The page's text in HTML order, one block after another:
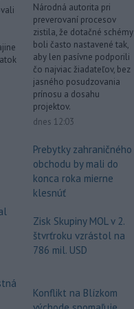
Národná autorita pri
preverovaní procesov
zistila, že dotačné schémy
boli často nastavené tak,
aby len pasívne podporili
čo najviac žiadateľov, bez
jasného posudzovania
prínosu a dosahu
projektov.
dnes 12:03
Prebytky zahraničného
obchodu by mali do
konca roka mierne
klesnúť
Zisk Skupiny MOL v 2.
štvrťroku vzrástol na
786 mil. USD
Konflikt na Blízkom